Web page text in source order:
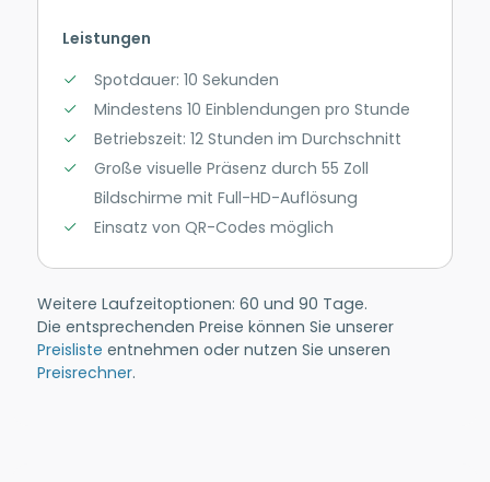
Leistungen
Spotdauer: 10 Sekunden
Mindestens 10 Einblendungen pro Stunde
Betriebszeit: 12 Stunden im Durchschnitt
Große visuelle Präsenz durch 55 Zoll
Bildschirme mit Full-HD-Auflösung
Einsatz von QR-Codes möglich
Weitere Laufzeitoptionen: 60 und 90 Tage.
Die entsprechenden Preise können Sie unserer
Preisliste entnehmen oder nutzen Sie unseren
Preisrechner.